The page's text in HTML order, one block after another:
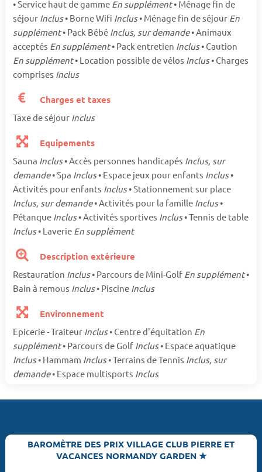
• Service haut de gamme En supplément• Ménage fin de
séjour Inclus• Borne Wifi Inclus• Ménage fin de séjour En
supplément• Pack Bébé Inclus, sur demande• Animaux
acceptés En supplément• Pack entretien Inclus• Caution
En supplément• Location possible de vélos Inclus• Charges
comprises Inclus
Charges et taxes
Taxe de séjour Inclus
Equipements
Sauna Inclus• Accès personnes handicapés Inclus, sur
demande• Spa Inclus• Espace jeux pour enfants Inclus•
Activités pour enfants Inclus• Stationnement sur place
Inclus, sur demande• Activités pour la famille Inclus•
Pétanque Inclus• Activités sportives Inclus• Tennis de table
Inclus• Laverie En supplément
Description extérieure
Restauration Inclus• Parcours de Mini-Golf En supplément•
Bain à remous Inclus• Piscine Inclus
Environnement
Epicerie - Traiteur Inclus• Centre d'équitation En
supplément• Parcours de Golf Inclus• Espace aquatique
Inclus• Hammam Inclus• Terrains de Tennis Inclus, sur
demande• Espace multisports Inclus
BAROMÈTRE DES PRIX VILLAGE CLUB PIERRE ET
VACANCES NORMANDY GARDEN ★